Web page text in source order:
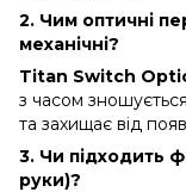
2. Чим оптичні
механічні?
Titan Switch
з часом
та захищає від
3. Чи підходить
руки)?